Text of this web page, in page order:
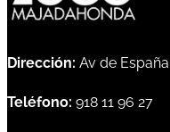
Dirección: Av de
Teléfono: 918 11 96 27